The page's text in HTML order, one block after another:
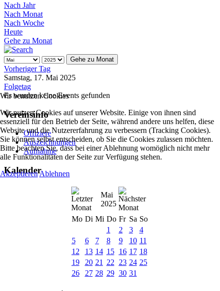
Nach Jahr
Nach Monat
Nach Woche
Heute
Gehe zu Monat
Gehe zu Monat
Vorheriger Tag
Samstag, 17. Mai 2025
Folgetag
Es wurden keine Events gefunden
Vereinsinfo
Offiziere
Auszeichnungen
Aufnahme
Kalender
Mai
2025
Mo Di Mi Do Fr Sa So
1
2 3
4
5
6 7 8 9 10 11
12
13 14 15 16 17 18
19
20 21 22 23 24 25
26
27 28 29 30 31
Wir benutzen Cookies
Wir nutzen Cookies auf unserer Website. Einige von ihnen sind
essenziell für den Betrieb der Seite, während andere uns helfen, diese
Website und die Nutzererfahrung zu verbessern (Tracking Cookies).
Sie können selbst entscheiden, ob Sie die Cookies zulassen möchten.
Bitte beachten Sie, dass bei einer Ablehnung womöglich nicht mehr
alle Funktionalitäten der Seite zur Verfügung stehen.
AkzeptierenAblehnen